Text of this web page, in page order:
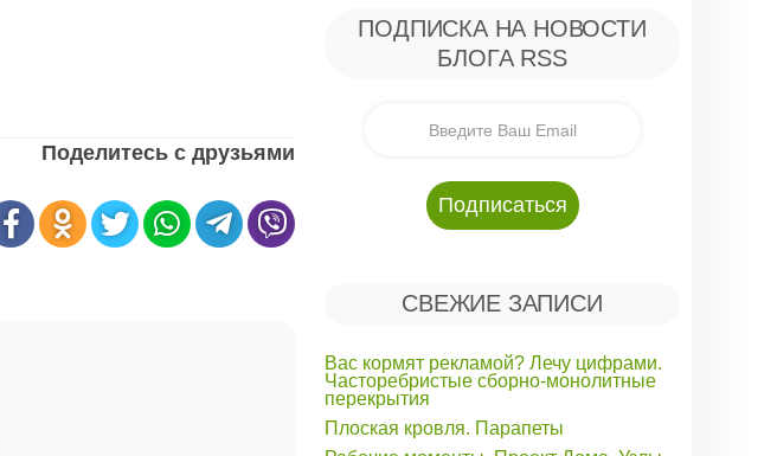
Поделитесь с друзьями
ПОДПИСКА НА НОВОСТИ
БЛОГА RSS
СВЕЖИЕ ЗАПИСИ
Вас кормят рекламой? Лечу цифрами.
Часторебристые сборно-монолитные
перекрытия
Плоская кровля. Парапеты